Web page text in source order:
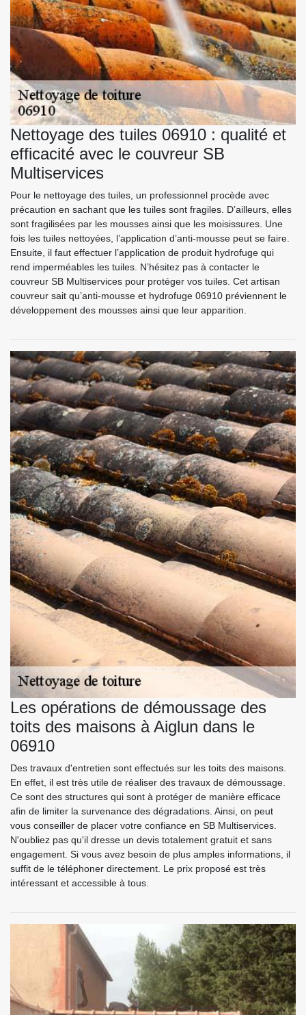
Nettoyage des tuiles 06910 : qualité et
efficacité avec le couvreur SB
Multiservices
Pour le nettoyage des tuiles, un professionnel procède avec
précaution en sachant que les tuiles sont fragiles. D’ailleurs, elles
sont fragilisées par les mousses ainsi que les moisissures. Une
fois les tuiles nettoyées, l’application d’anti-mousse peut se faire.
Ensuite, il faut effectuer l’application de produit hydrofuge qui
rend imperméables les tuiles. N’hésitez pas à contacter le
couvreur SB Multiservices pour protéger vos tuiles. Cet artisan
couvreur sait qu’anti-mousse et hydrofuge 06910 préviennent le
développement des mousses ainsi que leur apparition.
Les opérations de démoussage des
toits des maisons à Aiglun dans le
06910
Des travaux d'entretien sont effectués sur les toits des maisons.
En effet, il est très utile de réaliser des travaux de démoussage.
Ce sont des structures qui sont à protéger de manière efficace
afin de limiter la survenance des dégradations. Ainsi, on peut
vous conseiller de placer votre confiance en SB Multiservices.
N'oubliez pas qu'il dresse un devis totalement gratuit et sans
engagement. Si vous avez besoin de plus amples informations, il
suffit de le téléphoner directement. Le prix proposé est très
intéressant et accessible à tous.